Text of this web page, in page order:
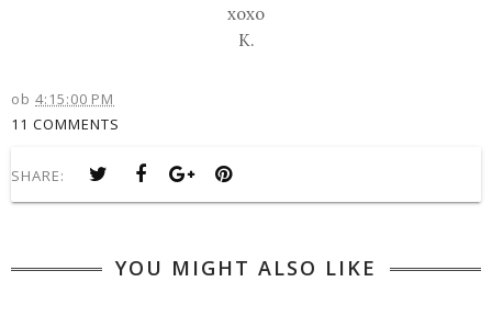
xoxo
K.
ob 4:15:00 PM
11 COMMENTS
SHARE:
YOU MIGHT ALSO LIKE